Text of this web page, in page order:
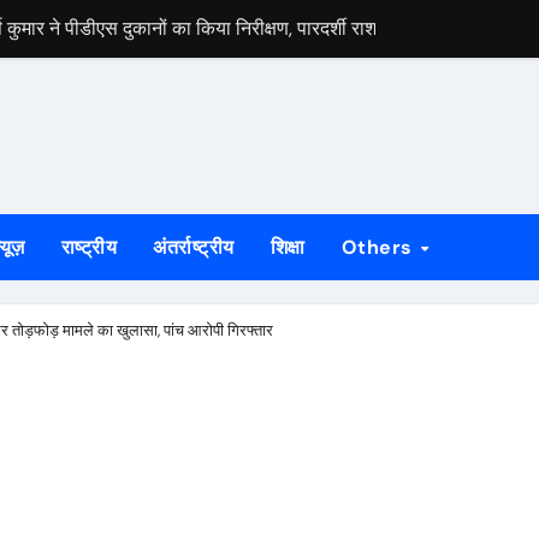
ने पीडीएस दुकानों का किया निरीक्षण, पारदर्शी राशन वितरण के दिए निर्देश
को लेकर भाजपा जमशेदपुर महानगर की तैयारियां हुई तेज, 9 अगस्त को
यूआईएसएल के वरीय महाप्रबंधक से, ज्ञापन सौंपा कंपनी की टीम क्षेत्र का
गागराई ने पंचायत और बूथ संगठन मजबूत करने का किया आह्वान
का मुद्दा, सांसद जोबा माझी ने पूर्ण संचालन की उठाई मांग
राष्ट्रीय अंतर्राष्ट्रीय शिक्षा Others
तोड़फोड़ मामले का खुलासा, पांच आरोपी गिरफ्तार